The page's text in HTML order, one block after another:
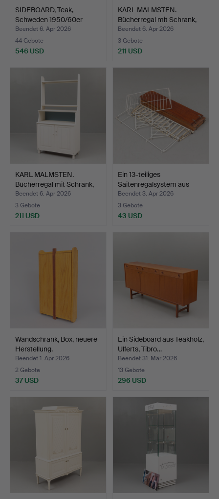
SIDEBOARD, Teak,
Schweden 1950/60er
Jahre.
Beendet 6. Apr 2026
44 Gebote
546 USD
KARL MALMSTEN.
Bücherregal mit Schrank,
„V…
Beendet 6. Apr 2026
3 Gebote
211 USD
KARL MALMSTEN.
Bücherregal mit Schrank,
„V…
Beendet 6. Apr 2026
3 Gebote
211 USD
Ein 13-teiliges
Saitenregalsystem aus
Maha…
Beendet 3. Apr 2026
3 Gebote
43 USD
Wandschrank, Box, neuere
Herstellung.
Beendet 1. Apr 2026
2 Gebote
37 USD
Ein Sideboard aus Teakholz,
Ulferts, Tibro…
Beendet 31. Mär 2026
13 Gebote
296 USD